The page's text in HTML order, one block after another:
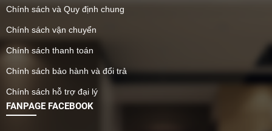
Chính sách và Quy định chung
Chính sách vận chuyển
Chính sách thanh toán
Chính sách bảo hành và đổi trả
Chính sách hỗ trợ đại lý
FANPAGE FACEBOOK